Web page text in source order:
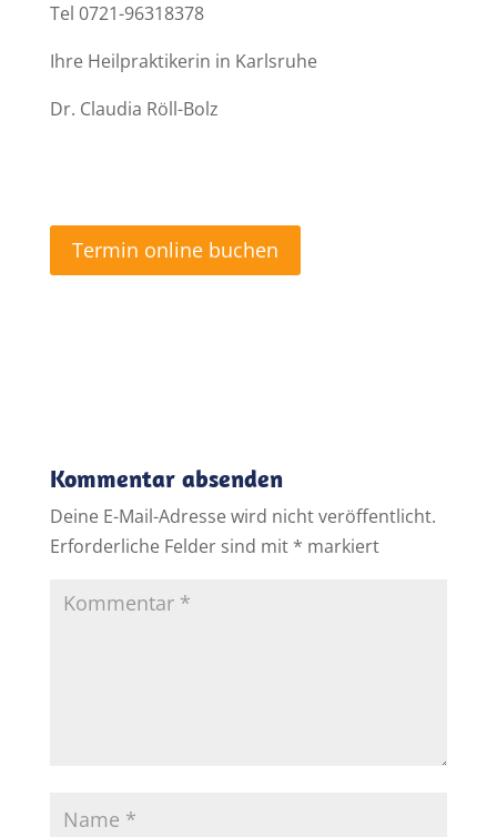
Tel 0721-96318378
Ihre Heilpraktikerin in Karlsruhe
Dr. Claudia Röll-Bolz
Termin online buchen
Kommentar absenden
Deine E-Mail-Adresse wird nicht veröffentlicht.
Erforderliche Felder sind mit * markiert